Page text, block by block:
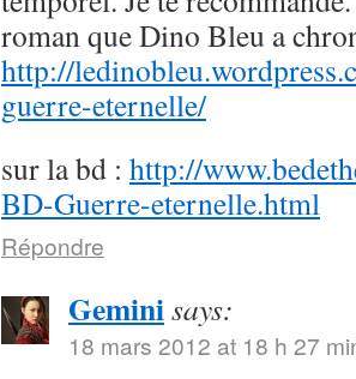
roman que Dino Bleu a
http://
guerre-eternelle/
sur la bd : http://
BD-Guerre-eternelle.html
Répondre
Geminisays:
18 mars 2012 at 18 h 27